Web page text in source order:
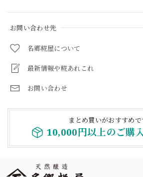
お問い合わせ先
名郷糀屋について
最新情報や糀あれこれ
お問い合わせ
まとめ買いがおすすめで
10,000円以上のご購